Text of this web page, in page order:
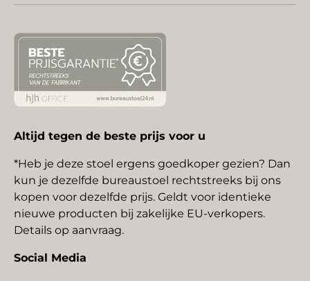
Altijd tegen de beste prijs voor u
*Heb je deze stoel ergens goedkoper gezien? Dan
kun je dezelfde bureaustoel rechtstreeks bij ons
kopen voor dezelfde prijs. Geldt voor identieke
nieuwe producten bij zakelijke EU-verkopers.
Details op aanvraag.
Social Media